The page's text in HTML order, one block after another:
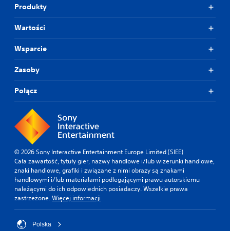
Produkty
Wartości
Wsparcie
Zasoby
Połącz
© 2026 Sony Interactive Entertainment Europe Limited (SIEE)
Cała zawartość, tytuły gier, nazwy handlowe i/lub wizerunki handlowe,
znaki handlowe, grafiki i związane z nimi obrazy są znakami
handlowymi i/lub materiałami podlegającymi prawu autorskiemu
należącymi do ich odpowiednich posiadaczy. Wszelkie prawa
zastrzeżone.Więcej informacji
Polska